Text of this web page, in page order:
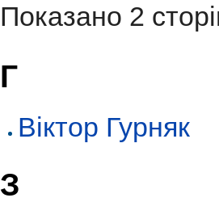
Показано 2
Г
Віктор Гурняк
З